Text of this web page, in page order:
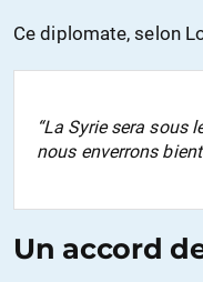
Ce diplomate, selon
“La Syrie sera sous
nous enverrons
Un accord